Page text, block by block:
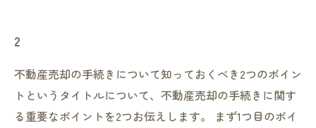
2
不動産売却の手続きについて知っておくべき2つのポイン
トというタイトルについて、不動産売却の手続きに関す
る重要なポイントを2つお伝えします。 まず1つ目のポイ